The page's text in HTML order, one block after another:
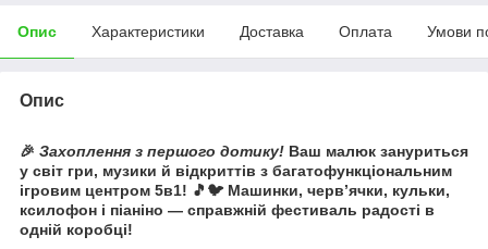
Опис Характеристики Доставка Оплата Умови
Опис
🎉 Захоплення з першого дотику! Ваш малюк зануриться
у світ гри, музики й відкриттів з багатофункціональним
ігровим центром 5в1! 🎵🐦 Машинки, черв’ячки, кульки,
ксилофон і піаніно — справжній фестиваль радості в
одній коробці!